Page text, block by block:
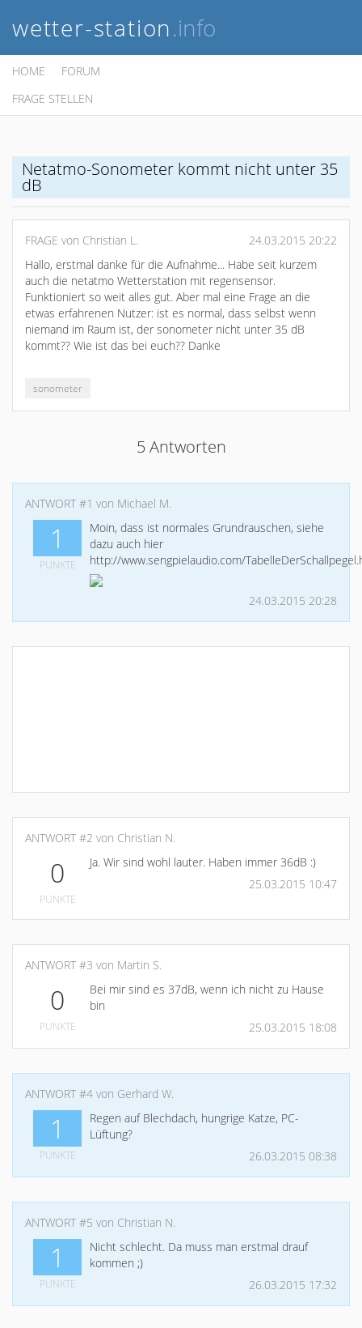
wetter-station.info
HOME
FORUM
FRAGE STELLEN
Netatmo-Sonometer kommt nicht unter 35
dB
FRAGE von Christian L.
24.03.2015 20:22
Hallo, erstmal danke für die Aufnahme... Habe seit kurzem
auch die netatmo Wetterstation mit regensensor.
Funktioniert so weit alles gut. Aber mal eine Frage an die
etwas erfahrenen Nutzer: ist es normal, dass selbst wenn
niemand im Raum ist, der sonometer nicht unter 35 dB
kommt?? Wie ist das bei euch?? Danke
sonometer
5 Antworten
ANTWORT #1 von Michael M.
1
PUNKTE
Moin, dass ist normales Grundrauschen, siehe
dazu auch hier
http://www.sengpielaudio.com/
24.03.2015 20:28
ANTWORT #2 von Christian N.
0
PUNKTE
Ja. Wir sind wohl lauter. Haben immer 36dB :)
25.03.2015 10:47
ANTWORT #3 von Martin S.
0
PUNKTE
Bei mir sind es 37dB, wenn ich nicht zu Hause
bin
25.03.2015 18:08
ANTWORT #4 von Gerhard W.
1
PUNKTE
Regen auf Blechdach, hungrige Katze, PC-
Lüftung?
26.03.2015 08:38
ANTWORT #5 von Christian N.
1
PUNKTE
Nicht schlecht. Da muss man erstmal drauf
kommen ;)
26.03.2015 17:32